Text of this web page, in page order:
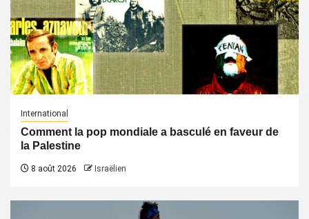
International
Comment la pop mondiale a basculé en faveur de
la Palestine
8 août 2026 Israëlien